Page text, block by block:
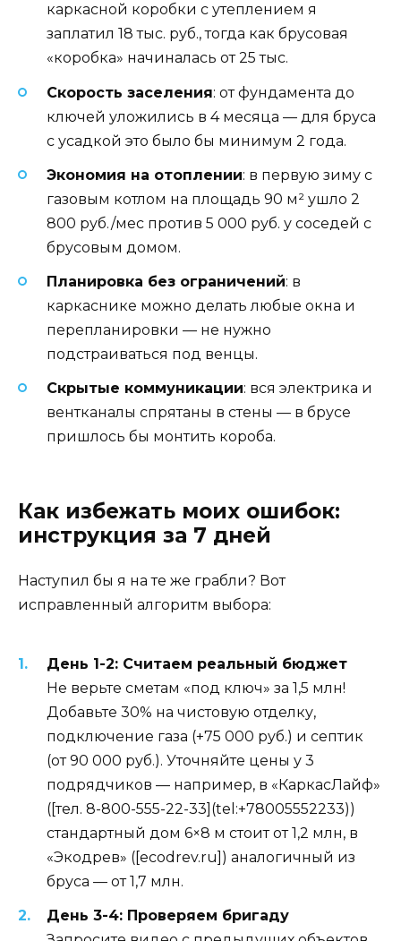
каркасной коробки с утеплением я
заплатил 18 тыс. руб., тогда как брусовая
«коробка» начиналась от 25 тыс.
Скорость заселения: от фундамента до
ключей уложились в 4 месяца — для бруса
с усадкой это было бы минимум 2 года.
Экономия на отоплении: в первую зиму с
газовым котлом на площадь 90 м² ушло 2
800 руб./мес против 5 000 руб. у соседей с
брусовым домом.
Планировка без ограничений: в
каркаснике можно делать любые окна и
перепланировки — не нужно
подстраиваться под венцы.
Скрытые коммуникации: вся электрика и
вентканалы спрятаны в стены — в брусе
пришлось бы монтить короба.
Как избежать моих ошибок:
инструкция за 7 дней
Наступил бы я на те же грабли? Вот
исправленный алгоритм выбора:
День 1-2: Считаем реальный бюджет
Не верьте сметам «под ключ» за 1,5 млн!
Добавьте 30% на чистовую отделку,
подключение газа (+75 000 руб.) и септик
(от 90 000 руб.). Уточняйте цены у 3
подрядчиков — например, в «КаркасЛайф»
([тел. 8-800-555-22-33](tel:+78005552233))
стандартный дом 6×8 м стоит от 1,2 млн, в
«Экодрев» ([ecodrev.ru]) аналогичный из
бруса — от 1,7 млн.
День 3-4: Проверяем бригаду